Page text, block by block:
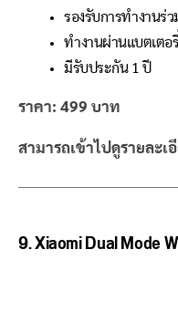
รองรับการทำงานร่
ทำงานผ่านแบตเตอ
มีรับประกัน 1 ปี
ราคา: 499 บาท
สามารถเข้าไปดูรายละเ
9. Xiaomi Dual Mode